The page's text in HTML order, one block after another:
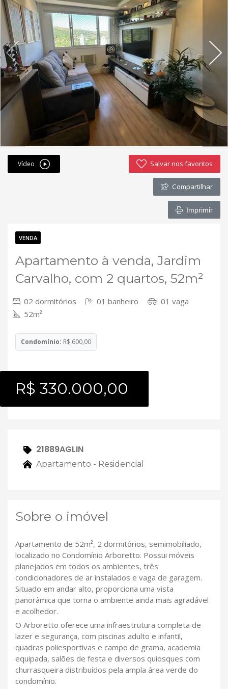
Fichas cadastrais
Financiamento
Hotsites
Política de privacidade
Postagens
Simulador de financiamento
whatsapp
ANUCIE SEU IMOVEL CONOSCO
Contato
Vídeo Salvar nos favoritos
Compartilhar
Imprimir
VENDA
Apartamento à venda, Jardim
Carvalho, com 2 quartos, 52m²
02 dormitórios 01 banheiro
01 vaga
52m²
Condomínio: R$ 600,00
R$ 330.000,00
21889AGLIN
Apartamento - Residencial
Sobre o imóvel
Apartamento de 52m², 2 dormitórios, semimobiliado,
localizado no Condomínio Arboretto. Possui móveis
planejados em todos os ambientes, três
condicionadores de ar instalados e vaga de garagem.
Situado em andar alto, proporciona uma vista
panorâmica que torna o ambiente ainda mais agradável
e acolhedor.
O Arboretto oferece uma infraestrutura completa de
lazer e segurança, com piscinas adulto e infantil,
quadras poliesportivas e campo de grama, academia
equipada, salões de festa e diversos quiosques com
churrasqueira distribuídos pela ampla área verde do
condomínio.